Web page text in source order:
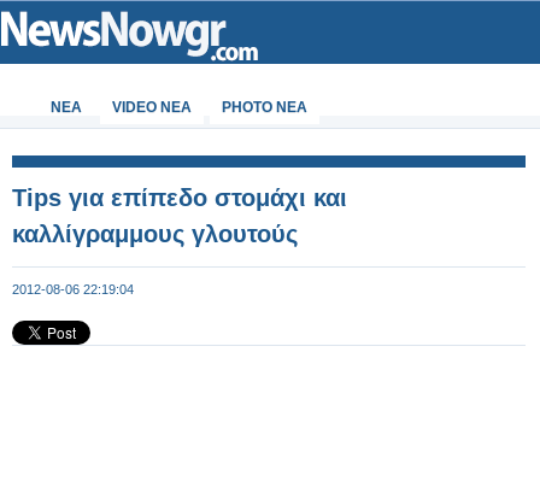
ΝΕΑ VIDEO NEA PHOTO NEA
Tips για επίπεδο στομάχι και
καλλίγραμμους γλουτούς
2012-08-06 22:19:04